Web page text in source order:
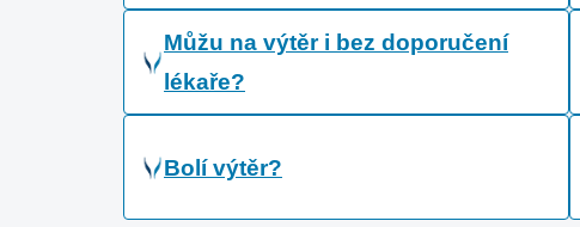
Můžu na výtěr i bez doporučení
lékaře?
Bolí výtěr?